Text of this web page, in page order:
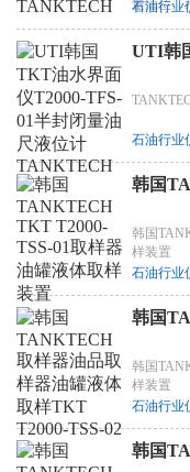
量油位、
石油行业
UTI韩
石油行业
韩国
韩国
样装置
石油行业
韩国
韩国
样装置
石油行业
韩国